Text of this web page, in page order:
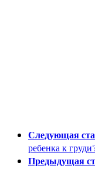
Следующая
ребенка к
Предыдущая